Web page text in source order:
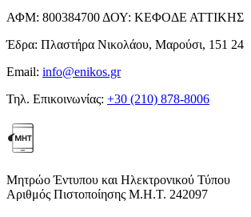
ΑΦΜ: 800384700 ΔΟΥ: ΚΕΦΟΔΕ ΑΤΤΙΚΗΣ
Έδρα: Πλαστήρα Νικολάου, Μαρούσι, 151 24
Email: info@enikos.gr
Τηλ. Επικοινωνίας: +30 (210) 878-8006
Μητρώο Έντυπου και Ηλεκτρονικού Τύπου
Αριθμός Πιστοποίησης Μ.Η.Τ. 242097